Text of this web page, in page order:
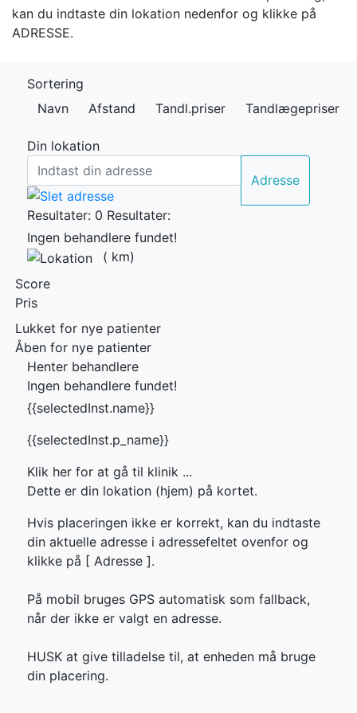
kan du indtaste din lokation nedenfor og klikke på
ADRESSE.
Sortering
Navn
Afstand Tandl.priser Tandlægepriser
Din lokation
Adresse
Resultater: 0 Resultater:
Ingen behandlere fundet!
( km)
Score
Pris
Lukket for nye patienter
Åben for nye patienter
Henter behandlere
Ingen behandlere fundet!
{{selectedInst.name}}
{{selectedInst.p_name}}
Klik her for at gå til klinik ...
Dette er din lokation (hjem) på kortet.
Hvis placeringen ikke er korrekt, kan du indtaste
din aktuelle adresse i adressefeltet ovenfor og
klikke på [ Adresse ].
På mobil bruges GPS automatisk som fallback,
når der ikke er valgt en adresse.
HUSK at give tilladelse til, at enheden må bruge
din placering.